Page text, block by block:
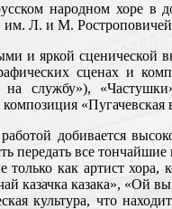
народном хоре в
им. Л. и М.
и яркой сценической
сценах и
службу»), «Частушки»
«Пугачевская
добивается
передать все
как артист хора,
казачка казака», «Ой
культура, что